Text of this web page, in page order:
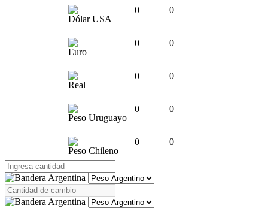
Dólar USA
0 0
Euro
0 0
Real
0 0
Peso Uruguayo
0 0
Peso Chileno
0 0